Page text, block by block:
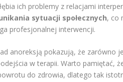
ich problemy z relacjami
sytuacji społecznych, co
profesjonalnej interwencji.
anoreksją pokazują, że zarówno
w terapii. Warto pamiętać,
do zdrowia, dlatego tak